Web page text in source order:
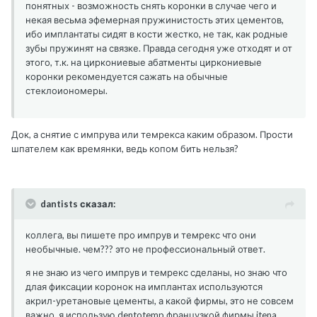
понятных - возможность снять коронки в случае чего и
некая весьма эфемерная пружинистость этих цементов,
ибо имплантаты сидят в кости жестко, не так, как родные
зубы пружинят на связке. Правда сегодня уже отходят и от
этого, т.к. на циркониевые абатменты циркониевые
коронки рекомендуется сажать на обычные
стеклоиономеры.
Док, а снятие с импрува или темрекса каким образом. Прости
шпателем как времянки, ведь копом бить нельзя?
dantists сказал:
коллега, вы пишете про импрув и темрекс что они
необычные. чем??? это не профессиональный ответ.
я не знаю из чего импрув и темрекс сделаны, но знаю что
длая фиксации коронок на имплантах используются
акрил-уретановые цементы, а какой фирмы, это не совсем